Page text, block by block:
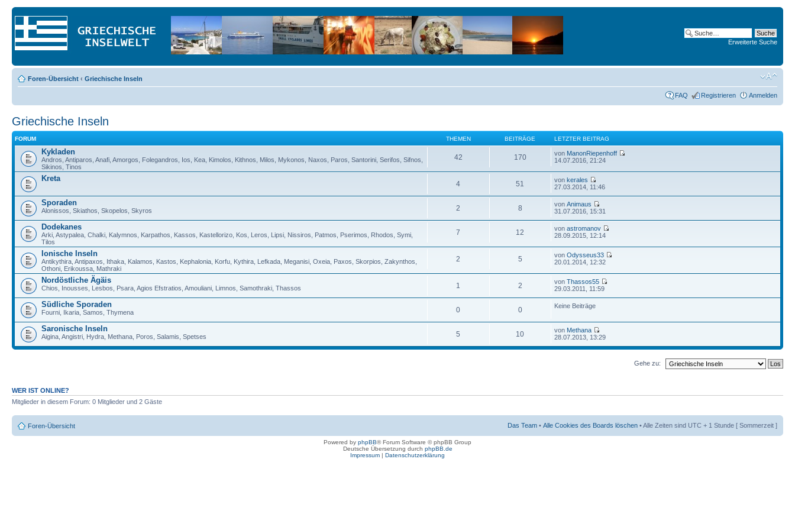
Erweiterte Suche
Foren-Übersicht ‹ Griechische Inseln
FAQ Registrieren Anmelden
Griechische Inseln
FORUM THEMEN BEITRÄGE LETZTER BEITRAG
Kykladen
Andros, Antiparos, Anafi, Amorgos, Folegandros, Ios, Kea, Kimolos, Kithnos, Milos, Mykonos, Naxos, Paros, Santorini, Serifos, Sifnos,
Sikinos, Tinos
42 170 von ManonRiepenhoff
14.07.2016, 21:24
Kreta
4 51 vonkerales
27.03.2014, 11:46
Sporaden
Alonissos, Skiathos, Skopelos, Skyros 2 8 vonAnimaus
31.07.2016, 15:31
Dodekanes
Arki, Astypalea, Chalki, Kalymnos, Karpathos, Kassos, Kastellorizo, Kos, Leros, Lipsi, Nissiros, Patmos, Pserimos, Rhodos, Symi,
Tilos
7 12 vonastromanov
28.09.2015, 12:14
Ionische Inseln
Antikythira, Antipaxos, Ithaka, Kalamos, Kastos, Kephalonia, Korfu, Kythira, Lefkada, Meganisi, Oxeia, Paxos, Skorpios, Zakynthos,
Othoni, Erikoussa, Mathraki
2 5 vonOdysseus33
20.01.2014, 12:32
Nordöstliche Ägäis
Chios, Inousses, Lesbos, Psara, Agios Efstratios, Amouliani, Limnos, Samothraki, Thassos 1 2 vonThassos55
29.03.2011, 11:59
Südliche Sporaden
Fourni, Ikaria, Samos, Thymena 0 0 Keine Beiträge
Saronische Inseln
Aigina, Angistri, Hydra, Methana, Poros, Salamis, Spetses 5 10 von Methana
28.07.2013, 13:29
Gehe zu:
WER IST ONLINE?
Mitglieder in diesem Forum: 0 Mitglieder und 2 Gäste
Foren-Übersicht Das Team • Alle Cookies des Boards löschen • Alle Zeiten sind UTC + 1 Stunde [ Sommerzeit ]
Powered by phpBB® Forum Software © phpBB Group
Deutsche Übersetzung durch phpBB.de
Impressum | Datenschutzerklärung